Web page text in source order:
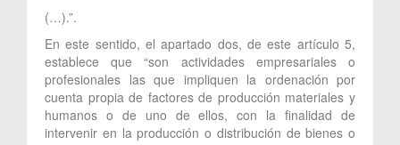
(…).”.
En este sentido, el apartado dos, de este artículo 5,
establece que “son actividades empresariales o
profesionales las que impliquen la ordenación por
cuenta propia de factores de producción materiales y
humanos o de uno de ellos, con la finalidad de
intervenir en la producción o distribución de bienes o